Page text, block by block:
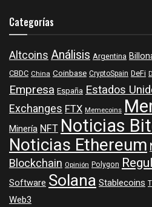
Categorías
Altcoins Análisis Argentina
CBDC China Coinbase CryptoSpain DeFi
Empresa España Estados
Exchanges FTX Memecoins
MineríaNFTNoticias
Noticias Ethereum
Blockchain Opinión Polygon
Software SolanaStablecoins
Web3